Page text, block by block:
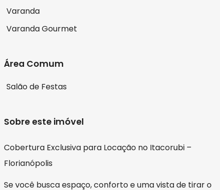
Varanda
Varanda Gourmet
Área Comum
Salão de Festas
Sobre este imóvel
Cobertura Exclusiva para Locação no Itacorubi –
Florianópolis
Se você busca espaço, conforto e uma vista de tirar o